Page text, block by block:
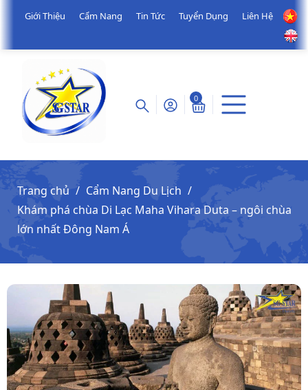
Giới Thiệu Cẩm Nang Tin Tức Tuyển Dụng Liên Hệ
0
Trang chủ
Cẩm Nang Du Lịch
Khám phá chùa Di Lạc Maha Vihara Duta – ngôi chùa
lớn nhất Đông Nam Á